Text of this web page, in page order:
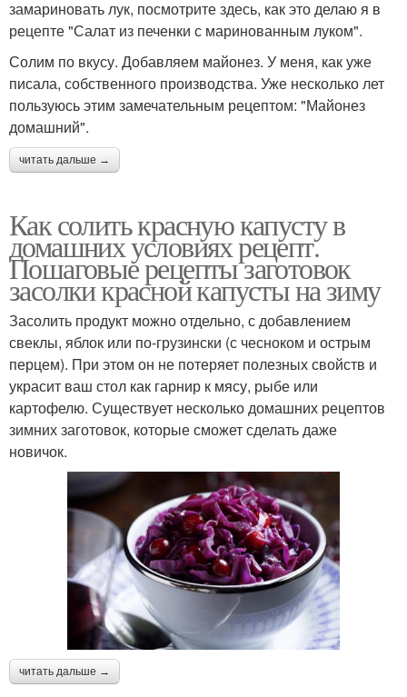
замариновать лук, посмотрите здесь, как это делаю я в
рецепте "Салат из печенки с маринованным луком".
Солим по вкусу. Добавляем майонез. У меня, как уже
писала, собственного производства. Уже несколько лет
пользуюсь этим замечательным рецептом: "Майонез
домашний".
читать дальше →
Как солить красную капусту в
домашних условиях рецепт.
Пошаговые рецепты заготовок
засолки красной капусты на зиму
Засолить продукт можно отдельно, с добавлением
свеклы, яблок или по-грузински (с чесноком и острым
перцем). При этом он не потеряет полезных свойств и
украсит ваш стол как гарнир к мясу, рыбе или
картофелю. Существует несколько домашних рецептов
зимних заготовок, которые сможет сделать даже
новичок.
читать дальше →